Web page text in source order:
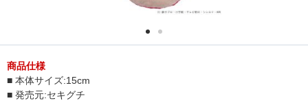
商品仕様
■ 本体サイズ:15cm
■ 発売元:セキグチ